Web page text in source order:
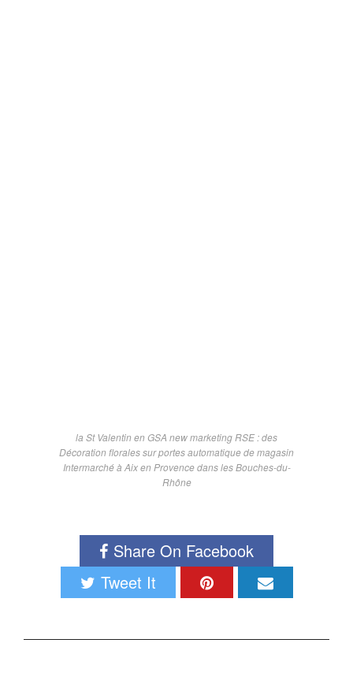
la St Valentin en GSA new marketing RSE : des
Décoration florales sur portes automatique de magasin
Intermarché à Aix en Provence dans les Bouches-du-
Rhône
Share On Facebook
Tweet It